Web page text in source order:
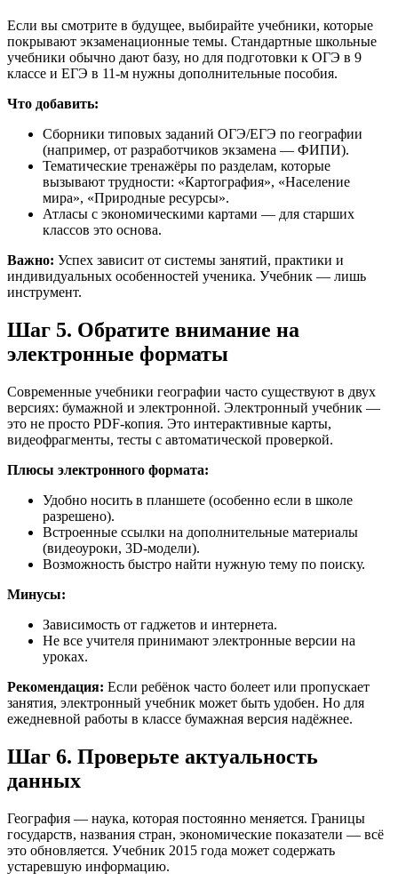
Если вы смотрите в будущее, выбирайте учебники, которые
покрывают экзаменационные темы. Стандартные школьные
учебники обычно дают базу, но для подготовки к ОГЭ в 9
классе и ЕГЭ в 11-м нужны дополнительные пособия.
Что добавить:
Сборники типовых заданий ОГЭ/ЕГЭ по географии
(например, от разработчиков экзамена — ФИПИ).
Тематические тренажёры по разделам, которые
вызывают трудности: «Картография», «Население
мира», «Природные ресурсы».
Атласы с экономическими картами — для старших
классов это основа.
Важно: Успех зависит от системы занятий, практики и
индивидуальных особенностей ученика. Учебник — лишь
инструмент.
Шаг 5. Обратите внимание на
электронные форматы
Современные учебники географии часто существуют в двух
версиях: бумажной и электронной. Электронный учебник —
это не просто PDF-копия. Это интерактивные карты,
видеофрагменты, тесты с автоматической проверкой.
Плюсы электронного формата:
Удобно носить в планшете (особенно если в школе
разрешено).
Встроенные ссылки на дополнительные материалы
(видеоуроки, 3D-модели).
Возможность быстро найти нужную тему по поиску.
Минусы:
Зависимость от гаджетов и интернета.
Не все учителя принимают электронные версии на
уроках.
Рекомендация: Если ребёнок часто болеет или пропускает
занятия, электронный учебник может быть удобен. Но для
ежедневной работы в классе бумажная версия надёжнее.
Шаг 6. Проверьте актуальность
данных
География — наука, которая постоянно меняется. Границы
государств, названия стран, экономические показатели — всё
это обновляется. Учебник 2015 года может содержать
устаревшую информацию.